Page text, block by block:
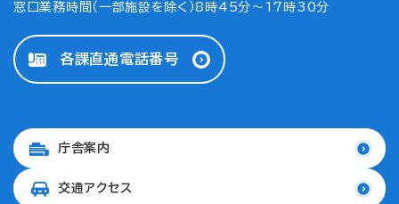
窓口業務時間（一部施設を除く）8時45分～17時30分
各課直通電話番号
庁舎案内
交通アクセス